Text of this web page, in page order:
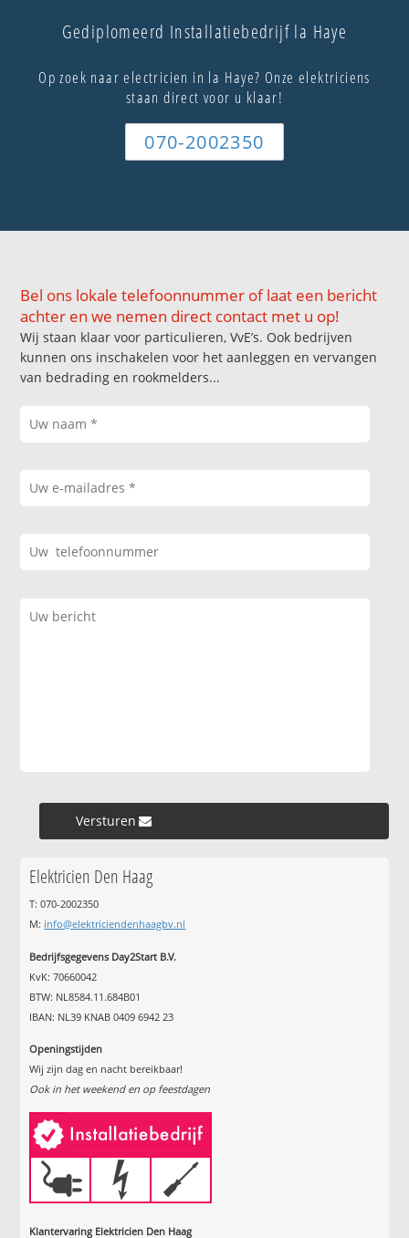
Gediplomeerd Installatiebedrijf la Haye
Op zoek naar electricien in la Haye? Onze elektriciens
staan direct voor u klaar!
070-2002350
Bel ons lokale telefoonnummer of laat een bericht
achter en we nemen direct contact met u op!
Wij staan klaar voor particulieren, VvE’s. Ook bedrijven
kunnen ons inschakelen voor het aanleggen en vervangen
van bedrading en rookmelders...
Versturen »
Elektricien Den Haag
T: 070-2002350
M: info@elektriciendenhaagbv.nl
Bedrijfsgegevens Day2Start B.V.
KvK: 70660042
BTW: NL8584.11.684B01
IBAN: NL39 KNAB 0409 6942 23
Openingstijden
Wij zijn dag en nacht bereikbaar!
Ook in het weekend en op feestdagen
Klantervaring Elektricien Den Haag